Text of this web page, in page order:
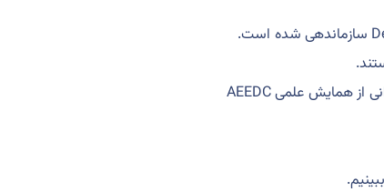
با این حال، مجدداً تأکید می کنیم که همه دندانپزشکان ایرانی و متخصصان دندانپزشکی ایرانی از همایش علمی AEEDC